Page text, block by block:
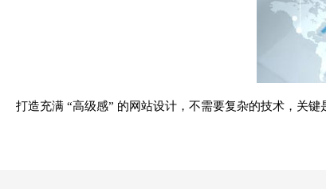
打造充满 “高级感” 的网站设计，不需要复杂的技术，关